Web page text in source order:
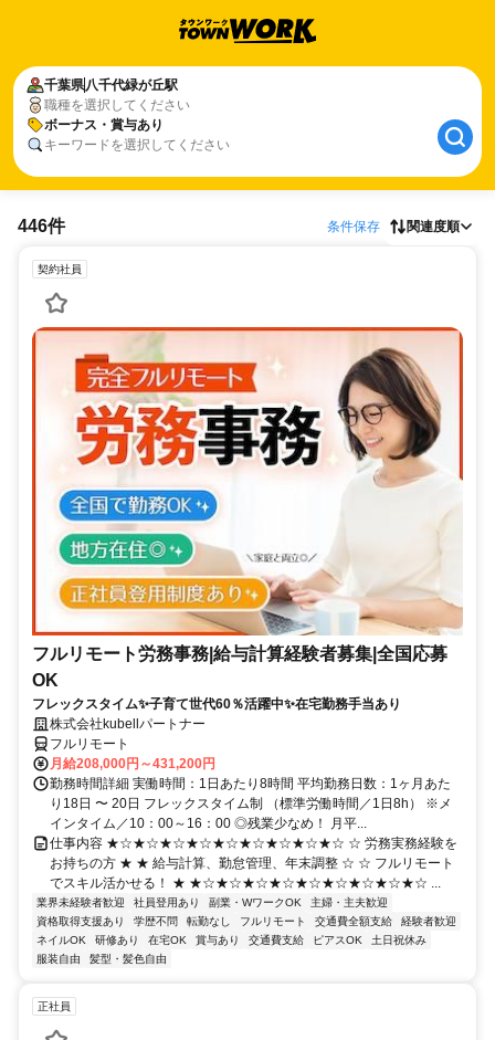
千葉県八千代緑が丘駅
職種を選択してください
ボーナス・賞与あり
キーワードを選択してください
446件 条件保存 関連度順
契約社員
フルリモート労務事務|給与計算経験者募集|全国応募
OK
フレックスタイム✨子育て世代60％活躍中✨在宅勤務手当あり
株式会社kubellパートナー
フルリモート
月給208,000円～431,200円
勤務時間詳細 実働時間：1日あたり8時間 平均勤務日数：1ヶ月あた
り18日 〜 20日 フレックスタイム制 （標準労働時間／1日8h） ※メ
インタイム／10：00～16：00 ◎残業少なめ！ 月平...
仕事内容 ★☆★☆★☆★☆★☆★☆★☆★☆★☆ ☆ 労務実務経験を
お持ちの方 ★ ★ 給与計算、勤怠管理、年末調整 ☆ ☆ フルリモート
でスキル活かせる！ ★ ★☆★☆★☆★☆★☆★☆★☆★☆★☆ ...
業界未経験者歓迎 社員登用あり 副業・WワークOK
主婦・主夫歓迎
資格取得支援あり
学歴不問 転勤なし フルリモート 交通費全額支給
経験者歓迎
ネイルOK
研修あり 在宅OK 賞与あり 交通費支給 ピアスOK
土日祝休み
服装自由
髪型・髪色自由
正社員